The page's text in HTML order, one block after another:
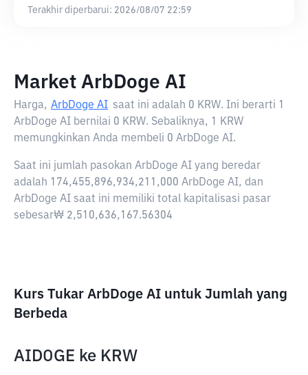
Terakhir diperbarui: 2026/08/07 22:59
Market ArbDoge AI
Harga, ArbDoge AI saat ini adalah 0 KRW. Ini berarti 1
ArbDoge AI bernilai 0 KRW. Sebaliknya, 1 KRW
memungkinkan Anda membeli 0 ArbDoge AI.
Saat ini jumlah pasokan ArbDoge AI yang beredar
adalah 174,455,896,934,211,000 ArbDoge AI, dan
ArbDoge AI saat ini memiliki total kapitalisasi pasar
sebesar₩ 2,510,636,167.56304
Kurs Tukar ArbDoge AI untuk Jumlah yang
Berbeda
AIDOGE ke KRW